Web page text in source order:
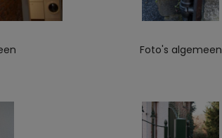
Foto's algemeen